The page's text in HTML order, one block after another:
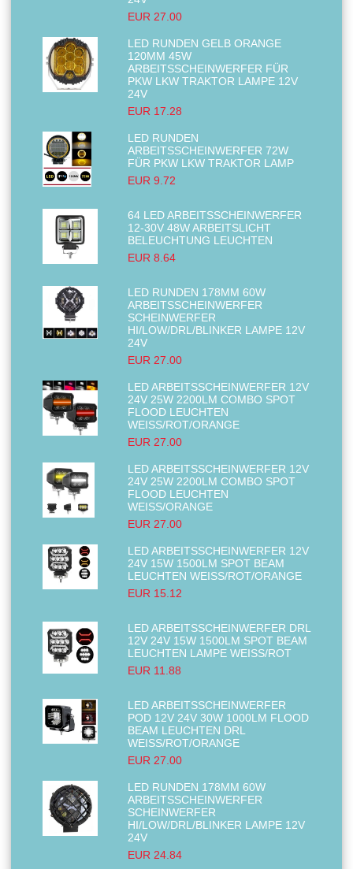
EUR 27.00
LED RUNDEN GELB ORANGE
120MM 45W
ARBEITSSCHEINWERFER FÜR
PKW LKW TRAKTOR LAMPE 12V
24V
EUR 17.28
LED RUNDEN
ARBEITSSCHEINWERFER 72W
FÜR PKW LKW TRAKTOR LAMP
EUR 9.72
64 LED ARBEITSSCHEINWERFER
12-30V 48W ARBEITSLICHT
BELEUCHTUNG LEUCHTEN
EUR 8.64
LED RUNDEN 178MM 60W
ARBEITSSCHEINWERFER
SCHEINWERFER
HI/LOW/DRL/BLINKER LAMPE 12V
24V
EUR 27.00
LED ARBEITSSCHEINWERFER 12V
24V 25W 2200LM COMBO SPOT
FLOOD LEUCHTEN
WEISS/ROT/ORANGE
EUR 27.00
LED ARBEITSSCHEINWERFER 12V
24V 25W 2200LM COMBO SPOT
FLOOD LEUCHTEN
WEISS/ORANGE
EUR 27.00
LED ARBEITSSCHEINWERFER 12V
24V 15W 1500LM SPOT BEAM
LEUCHTEN WEISS/ROT/ORANGE
EUR 15.12
LED ARBEITSSCHEINWERFER DRL
12V 24V 15W 1500LM SPOT BEAM
LEUCHTEN LAMPE WEISS/ROT
EUR 11.88
LED ARBEITSSCHEINWERFER
POD 12V 24V 30W 1000LM FLOOD
BEAM LEUCHTEN DRL
WEISS/ROT/ORANGE
EUR 27.00
LED RUNDEN 178MM 60W
ARBEITSSCHEINWERFER
SCHEINWERFER
HI/LOW/DRL/BLINKER LAMPE 12V
24V
EUR 24.84